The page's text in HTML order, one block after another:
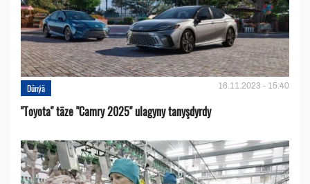
Dünýä 16.11.2023 - 15:40
''Toyota" täze "Camry 2025" ulagyny tanyşdyrdy